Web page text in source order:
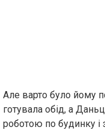
Але варто було йому
готувала обід, а
роботою по будинку і